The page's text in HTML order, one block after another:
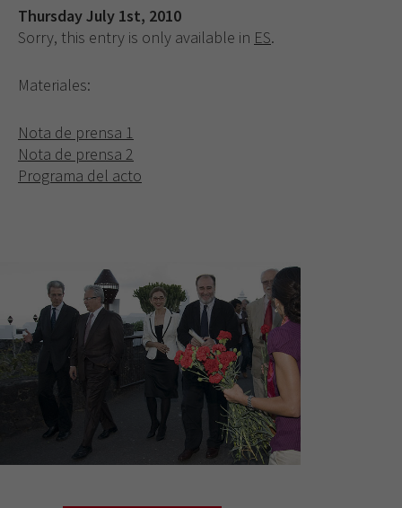
Thursday July 1st, 2010
Sorry, this entry is only available in ES.
Materiales:
Nota de prensa 1
Nota de prensa 2
Programa del acto